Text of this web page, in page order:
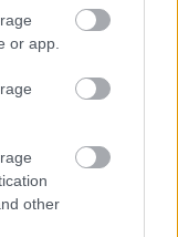
or app.
other
hora
de